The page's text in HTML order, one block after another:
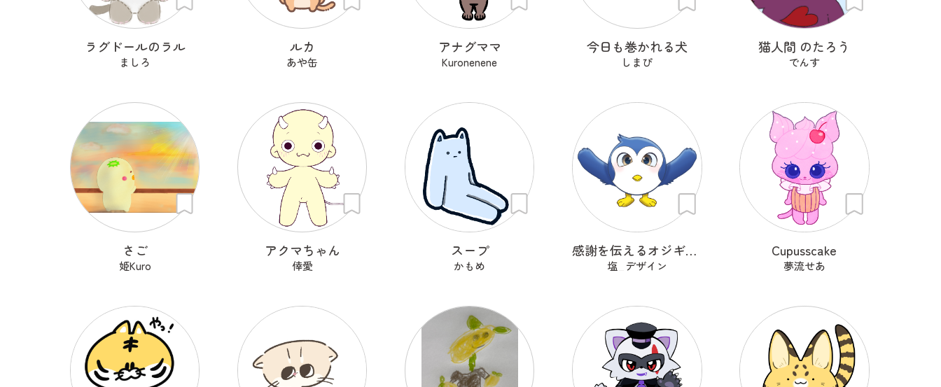
ラグドールのラル
ましろ
ルカ
あや缶
アナグママ
Kuronenene
今日も巻かれる犬
しまぴ
猫人間 のたろう
でんす
さご
姫Kuro
アクマちゃん
倖愛
スープ
かもめ
感謝を伝えるオジギドリ
塩_デザイン
Cupusscake
夢流せあ